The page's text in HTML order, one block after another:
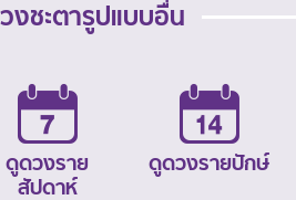
งชะตารูปแบบอื่น
ดูดวงราย
สัปดาห์
ดูดวงรายปักษ์